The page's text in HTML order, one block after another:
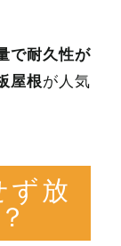
で耐久性が
屋根が人気
ず放